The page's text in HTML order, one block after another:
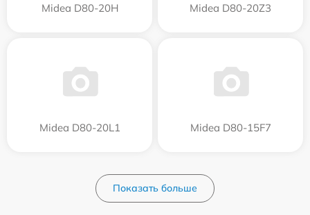
Midea D80-20Н Midea D80-20Z3
Midea D80-20L1 Midea D80-15F7
Показать больше